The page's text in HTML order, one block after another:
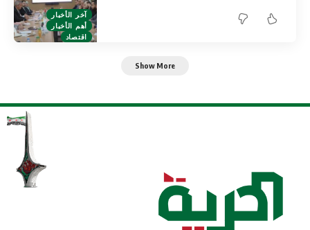
آخر الأخبار
أهم الأخبار
اقتصاد
Show More